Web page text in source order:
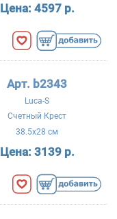
Цена: 4597 р.
Арт. b2343
Luca-S
Счетный Крест
38.5x28 см
Цена: 3139 р.